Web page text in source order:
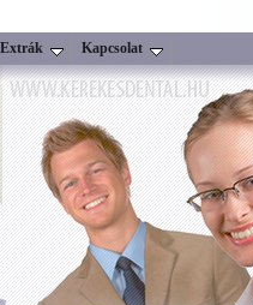
Extrák Kapcsolat